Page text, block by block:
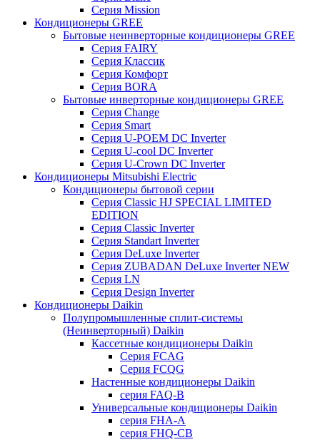
Серия Mission
Кондиционеры GREE
Бытовые неинверторные кондиционеры GREE
Серия FAIRY
Серия Классик
Серия Комфорт
Серия BORA
Бытовые инверторные кондиционеры GREE
Серия Change
Серия Smart
Серия U-POEM DC Inverter
Серия U-cool DC Inverter
Серия U-Crown DC Inverter
Кондиционеры Mitsubishi Electric
Кондиционеры бытовой серии
Серия Classic HJ SPECIAL LIMITED
EDITION
Серия Classic Inverter
Серия Standart Inverter
Серия DeLuxe Inverter
Серия ZUBADAN DeLuxe Inverter NEW
Серия LN
Серия Design Inverter
Кондиционеры Daikin
Полупромышленные сплит-системы
(Неинверторный) Daikin
Кассетные кондиционеры Daikin
Серия FCAG
Серия FCQG
Настенные кондиционеры Daikin
серия FAQ-B
Универсальные кондиционеры Daikin
серия FHA-A
серия FHQ-CB